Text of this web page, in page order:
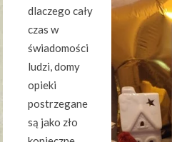
dlaczego cały
czas w
świadomości
ludzi, domy
opieki
postrzegane
są jako zło